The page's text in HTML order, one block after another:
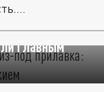
"из-под
главным